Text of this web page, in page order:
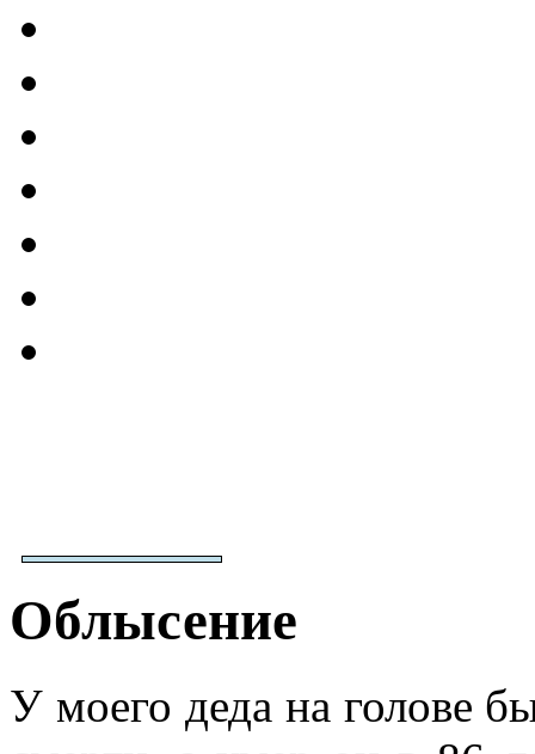
Облысение
У моего деда на голове